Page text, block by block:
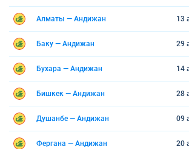
Алматы — Андижан 13
Баку — Андижан 29
Бухара — Андижан 14
Бишкек — Андижан 28
Душанбе — Андижан 09
Фергана — Андижан 20